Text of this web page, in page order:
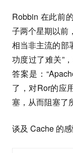
Robbin 在此前
子两个星期以前
相当非主流的部
功度过了难关”
答案是：
了，对Ror的应
塞，从而阻塞了
谈及 Cache 的